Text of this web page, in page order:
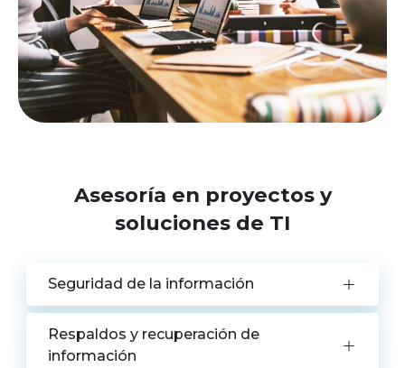
Asesoría en proyectos y
soluciones de TI
Seguridad de la información
Respaldos y recuperación de
información